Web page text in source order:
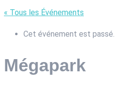
« Tous les Événements
Cet événement est passé.
Mégapark